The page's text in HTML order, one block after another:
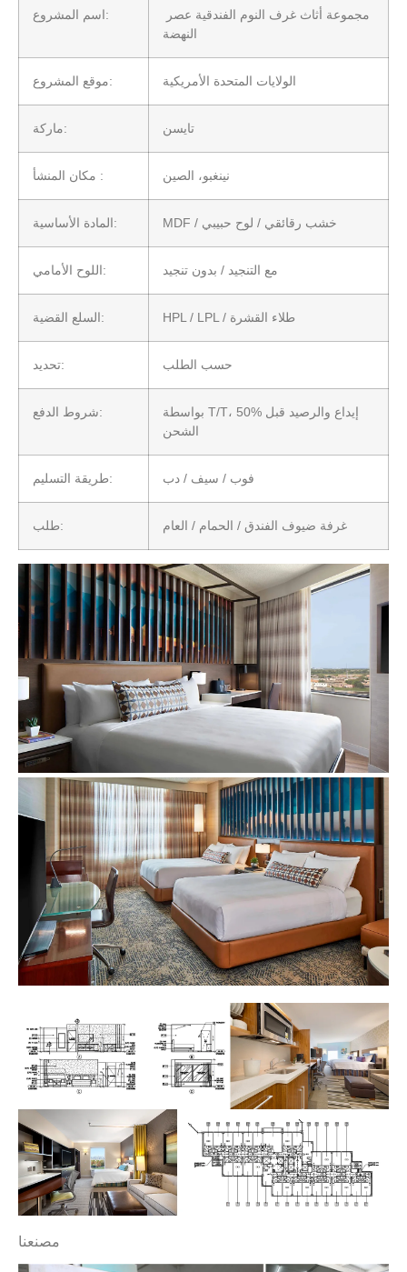
اسم المشروع:
النهضة
موقع المشروع: الولايات المتحدة الأمريكية
ماركة: تايسن
مكان المنشأ : نينغبو، الصين
المادة الأساسية: MDF / خشب رقائقي / لوح حبيبي
اللوح الأمامي: مع التنجيد / بدون تنجيد
السلع القضية: HPL / LPL / طلاء القشرة
تحديد: حسب الطلب
شروط الدفع:
بواسطة T/T، 50% إيداع والرصيد قبل
الشحن
طريقة التسليم: فوب / سيف / دب
طلب: غرفة ضيوف الفندق / الحمام / العام
مصنعنا